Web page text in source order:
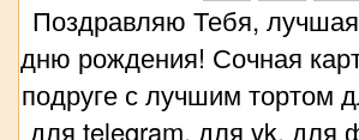
Поздравляю Тебя,
дню рождения! Сочная
подруге с лучшим тортом
для telegram, для vk, для